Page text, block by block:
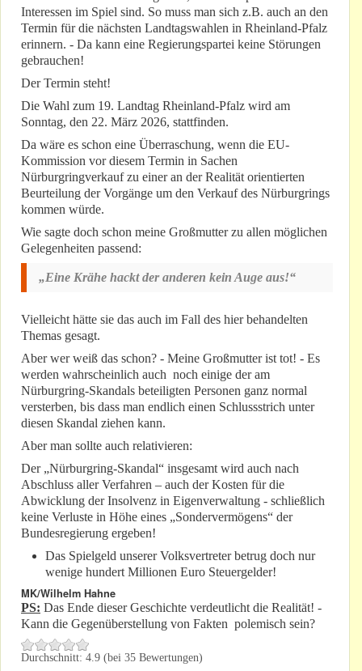
Interessen im Spiel sind. So muss man sich z.B. auch an den
Termin für die nächsten Landtagswahlen in Rheinland-Pfalz
erinnern. - Da kann eine Regierungspartei keine Störungen
gebrauchen!
Der Termin steht!
Die Wahl zum 19. Landtag Rheinland-Pfalz wird am
Sonntag, den 22. März 2026, stattfinden.
Da wäre es schon eine Überraschung, wenn die EU-
Kommission vor diesem Termin in Sachen
Nürburgringverkauf zu einer an der Realität orientierten
Beurteilung der Vorgänge um den Verkauf des Nürburgrings
kommen würde.
Wie sagte doch schon meine Großmutter zu allen möglichen
Gelegenheiten passend:
„Eine Krähe hackt der anderen kein Auge aus!“
Vielleicht hätte sie das auch im Fall des hier behandelten
Themas gesagt.
Aber wer weiß das schon? - Meine Großmutter ist tot! - Es
werden wahrscheinlich auch noch einige der am
Nürburgring-Skandals beteiligten Personen ganz normal
versterben, bis dass man endlich einen Schlussstrich unter
diesen Skandal ziehen kann.
Aber man sollte auch relativieren:
Der „Nürburgring-Skandal“ insgesamt wird auch nach
Abschluss aller Verfahren – auch der Kosten für die
Abwicklung der Insolvenz in Eigenverwaltung - schließlich
keine Verluste in Höhe eines „Sondervermögens“ der
Bundesregierung ergeben!
Das Spielgeld unserer Volksvertreter betrug doch nur
wenige hundert Millionen Euro Steuergelder!
MK/Wilhelm Hahne
PS: Das Ende dieser Geschichte verdeutlicht die Realität! -
Kann die Gegenüberstellung von Fakten polemisch sein?
Durchschnitt: 4.9 (bei 35 Bewertungen)